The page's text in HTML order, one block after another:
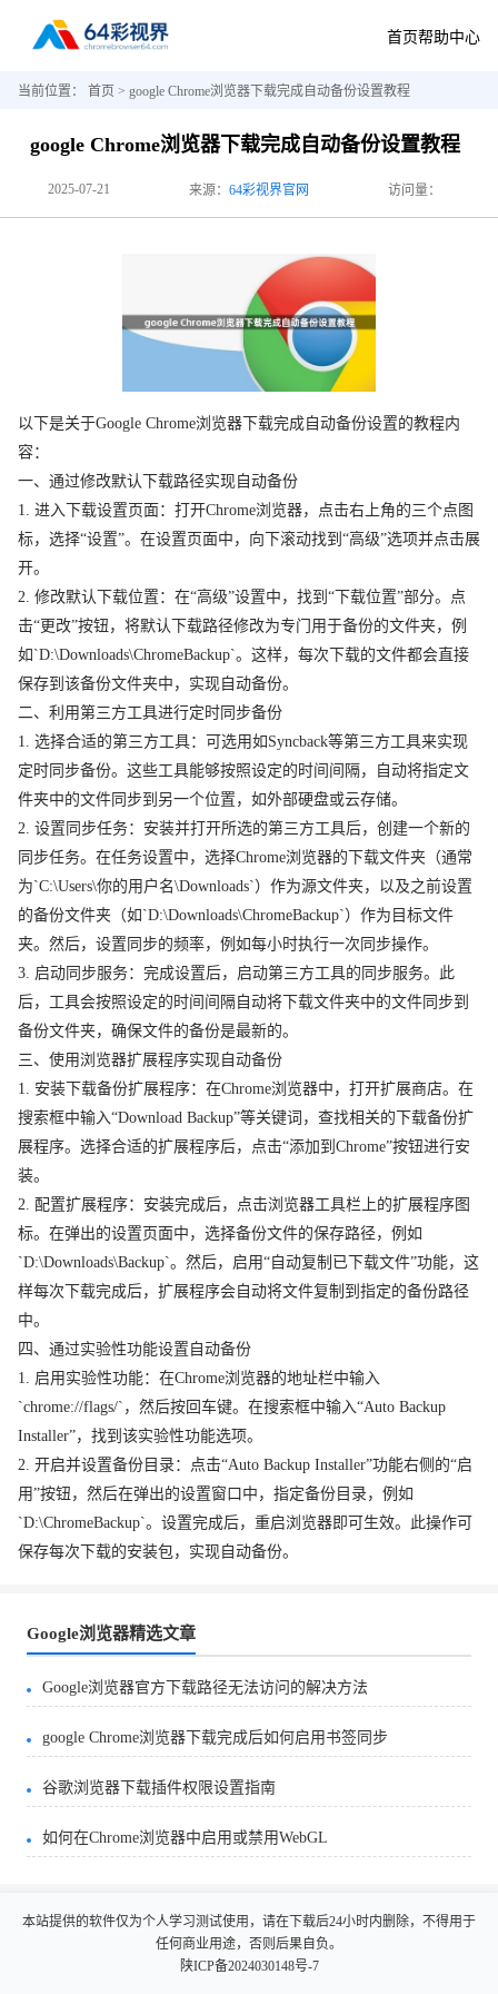
首页帮助中心
当前位置： 首页 > google Chrome浏览器下载完成自动备份设置教程
google Chrome浏览器下载完成自动备份设置教程
2025-07-21 来源： 64彩视界官网 访问量：
以下是关于Google Chrome浏览器下载完成自动备份设置的教程内
容：
一、通过修改默认下载路径实现自动备份
1. 进入下载设置页面：打开Chrome浏览器，点击右上角的三个点图
标，选择“设置”。在设置页面中，向下滚动找到“高级”选项并点击展
开。
2. 修改默认下载位置：在“高级”设置中，找到“下载位置”部分。点
击“更改”按钮，将默认下载路径修改为专门用于备份的文件夹，例
如`D:\Downloads\ChromeBackup`。这样，每次下载的文件都会直接
保存到该备份文件夹中，实现自动备份。
二、利用第三方工具进行定时同步备份
1. 选择合适的第三方工具：可选用如Syncback等第三方工具来实现
定时同步备份。这些工具能够按照设定的时间间隔，自动将指定文
件夹中的文件同步到另一个位置，如外部硬盘或云存储。
2. 设置同步任务：安装并打开所选的第三方工具后，创建一个新的
同步任务。在任务设置中，选择Chrome浏览器的下载文件夹（通常
为`C:\Users\你的用户名\Downloads`）作为源文件夹，以及之前设置
的备份文件夹（如`D:\Downloads\ChromeBackup`）作为目标文件
夹。然后，设置同步的频率，例如每小时执行一次同步操作。
3. 启动同步服务：完成设置后，启动第三方工具的同步服务。此
后，工具会按照设定的时间间隔自动将下载文件夹中的文件同步到
备份文件夹，确保文件的备份是最新的。
三、使用浏览器扩展程序实现自动备份
1. 安装下载备份扩展程序：在Chrome浏览器中，打开扩展商店。在
搜索框中输入“Download Backup”等关键词，查找相关的下载备份扩
展程序。选择合适的扩展程序后，点击“添加到Chrome”按钮进行安
装。
2. 配置扩展程序：安装完成后，点击浏览器工具栏上的扩展程序图
标。在弹出的设置页面中，选择备份文件的保存路径，例如
`D:\Downloads\Backup`。然后，启用“自动复制已下载文件”功能，这
样每次下载完成后，扩展程序会自动将文件复制到指定的备份路径
中。
四、通过实验性功能设置自动备份
1. 启用实验性功能：在Chrome浏览器的地址栏中输入
`chrome://flags/`，然后按回车键。在搜索框中输入“Auto Backup
Installer”，找到该实验性功能选项。
2. 开启并设置备份目录：点击“Auto Backup Installer”功能右侧的“启
用”按钮，然后在弹出的设置窗口中，指定备份目录，例如
`D:\ChromeBackup`。设置完成后，重启浏览器即可生效。此操作可
保存每次下载的安装包，实现自动备份。
Google浏览器精选文章
Google浏览器官方下载路径无法访问的解决方法
google Chrome浏览器下载完成后如何启用书签同步
谷歌浏览器下载插件权限设置指南
如何在Chrome浏览器中启用或禁用WebGL
本站提供的软件仅为个人学习测试使用，请在下载后24小时内删除，不得用于
任何商业用途，否则后果自负。
陕ICP备2024030148号-7